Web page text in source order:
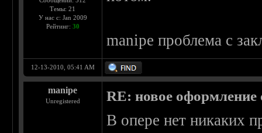
Темы: 21
У нас с: Jan 2009
Рейтинг: 30
manipe проблема с
12-13-2010, 05:41 AM
manipe
Unregistered RE: новое оформление
В опере нет никаких